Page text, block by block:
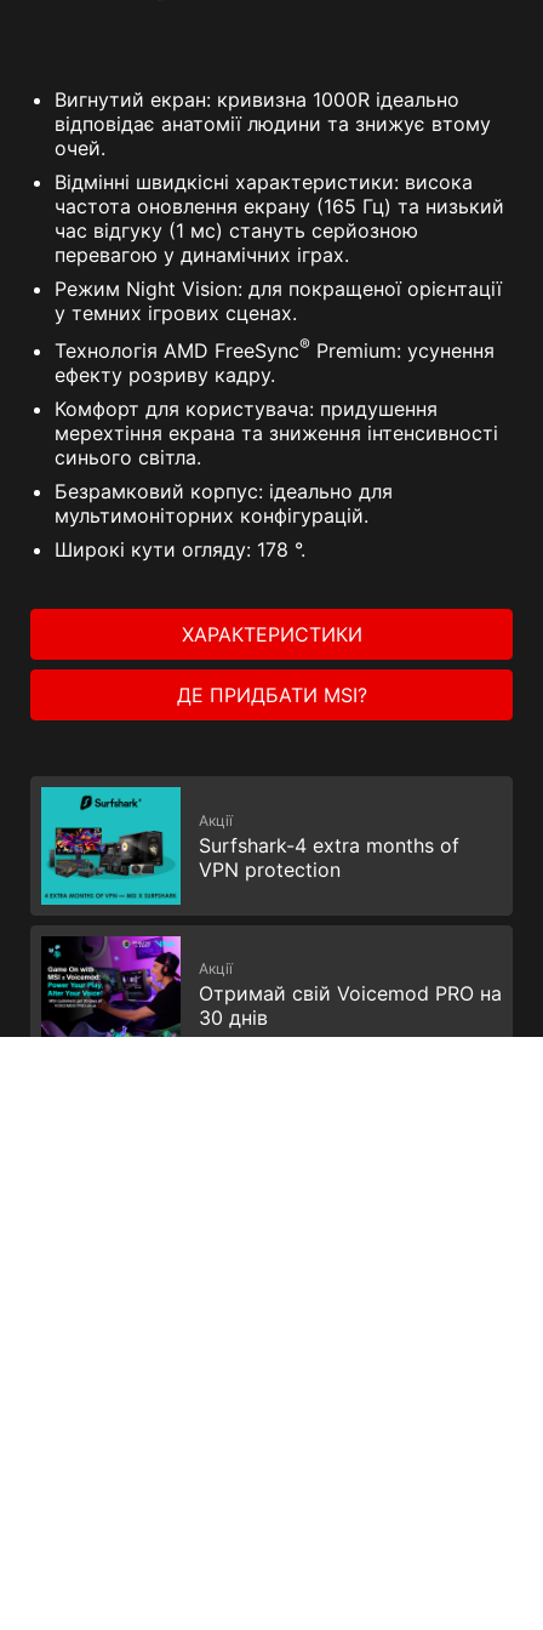
Вигнутий екран: кривизна 1000R ідеально
відповідає анатомії людини та знижує втому
очей.
Відмінні швидкісні характеристики: висока
частота оновлення екрану (165 Гц) та низький
час відгуку (1 мс) стануть серйозною
перевагою у динамічних іграх.
Режим Night Vision: для покращеної орієнтації
у темних ігрових сценах.
Технологія AMD FreeSync® Premium: усунення
ефекту розриву кадру.
Комфорт для користувача: придушення
мерехтіння екрана та зниження інтенсивності
синього світла.
Безрамковий корпус: ідеально для
мультимоніторних конфігурацій.
Широкі кути огляду: 178 °.
ХАРАКТЕРИСТИКИ
ДЕ ПРИДБАТИ MSI?
Акції
Surfshark-4 extra months of
VPN protection
Акції
Отримай свій Voicemod PRO на
30 днів